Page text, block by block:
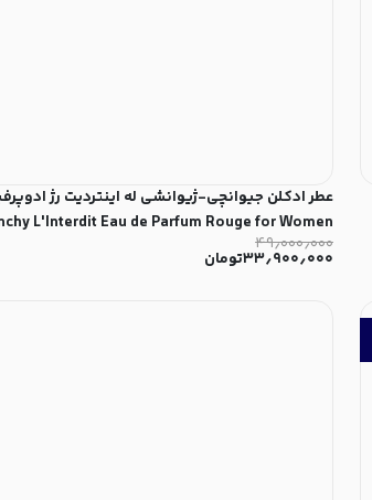
عطر ادکلن جیوانچی-ژیوانشی له اینتردیت رژ
L'Interdit Eau de Parfum Rouge for Women
۴۹٫۰۰۰٫۰۰۰
۳۳٫۹۰۰٫۰۰۰تومان